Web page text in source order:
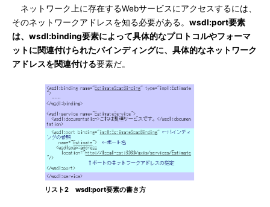
ネットワーク上に存在するWebサービスにアクセスするには、
そのネットワークアドレスを知る必要がある。 wsdl:port要素
は、wsdl:binding要素によって具体的なプロトコルやフォーマ
ットに関連付けられたバインディングに、具体的なネットワーク
アドレスを関連付ける要素だ。
リスト2 wsdl:port要素の書き方